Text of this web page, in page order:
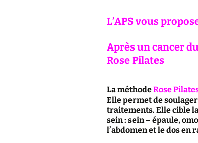
L’APS vous
Après un cancer
Rose Pilates
La méthodeRose
Ellepermet de
traitements. Elle cible
sein : sein – épaule,
l’abdomen et le dos en